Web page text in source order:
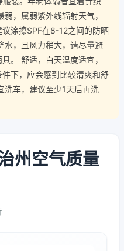
，属弱紫外线辐射天气，
涂擦SPF在8-12之间的防晒
水，且风力稍大，请尽量避
。 舒适，白天温度适宜，
下，应会感到比较清爽和舒
洗车，建议至少1天后再洗
州空气质量